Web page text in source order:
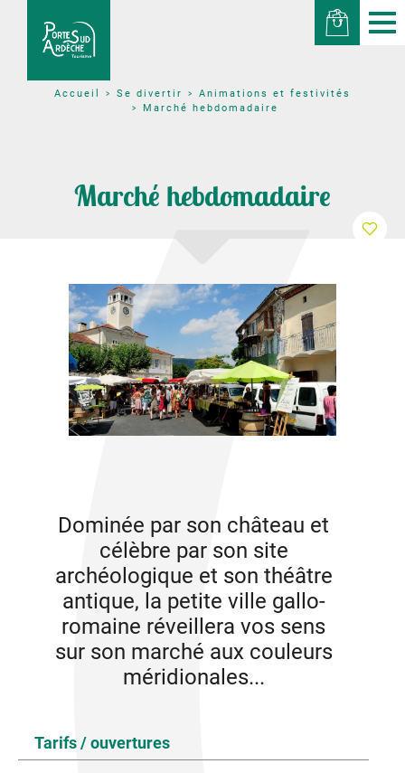
Accueil Se divertir
Animations et festivités
Marché hebdomadaire
Marché hebdomadaire
Dominée par son château et
célèbre par son site
archéologique et son théâtre
antique, la petite ville gallo-
romaine réveillera vos sens
sur son marché aux couleurs
méridionales...
Tarifs / ouvertures